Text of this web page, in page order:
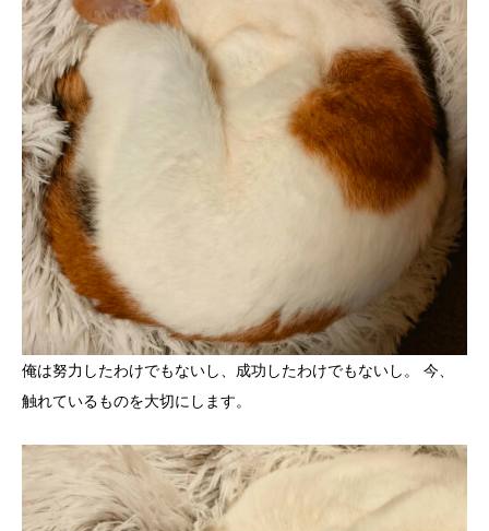
俺は努力したわけでもないし、成功したわけでもないし。 今、
触れているものを大切にします。